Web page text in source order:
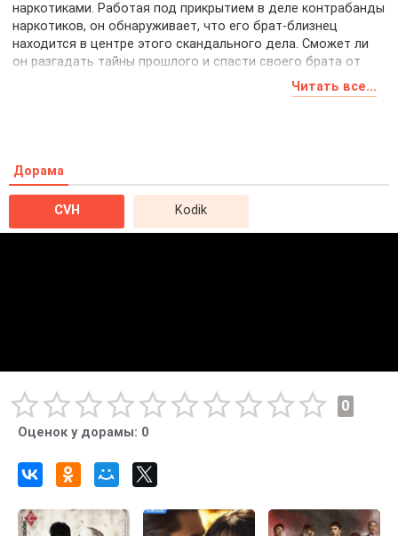
наркотиками. Работая под прикрытием в деле контрабанды
наркотиков, он обнаруживает, что его брат-близнец
находится в центре этого скандального дела. Сможет ли
он разгадать тайны прошлого и спасти своего брата от
Читать все...
Дорама
CVH Kodik
0
Оценок у дорамы: 0